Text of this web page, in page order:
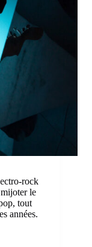
rock
le
tout
années.